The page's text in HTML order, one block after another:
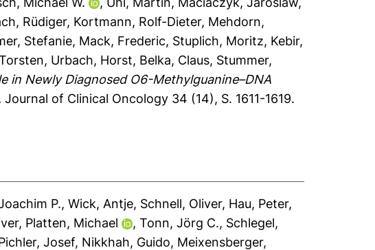
Rüdiger, Kortmann, Rolf-Dieter, Mehdorn,
Stefanie, Mack, Frederic, Stuplich, Moritz, Kebir,
, Urbach, Horst, Belka, Claus, Stummer,
in Newly Diagnosed O6-Methylguanine–DNA
Journal of Clinical Oncology 34 (14), S. 1611-1619.
P.,Wick, Antje, Schnell, Oliver, Hau, Peter,
, Platten, Michael ,Tonn, Jörg C., Schlegel,
Josef, Nikkhah, Guido, Meixensberger,